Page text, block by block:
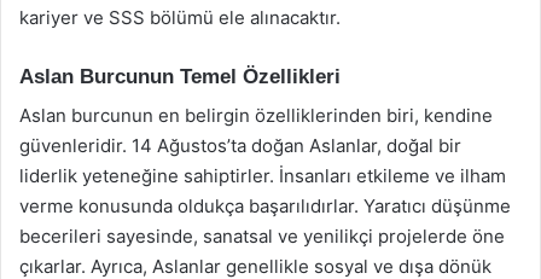
kariyer ve SSS bölümü ele alınacaktır.
Aslan Burcunun Temel Özellikleri
Aslan burcunun en belirgin özelliklerinden biri, kendine
güvenleridir. 14 Ağustos’ta doğan Aslanlar, doğal bir
liderlik yeteneğine sahiptirler. İnsanları etkileme ve ilham
verme konusunda oldukça başarılıdırlar. Yaratıcı düşünme
becerileri sayesinde, sanatsal ve yenilikçi projelerde öne
çıkarlar. Ayrıca, Aslanlar genellikle sosyal ve dışa dönük